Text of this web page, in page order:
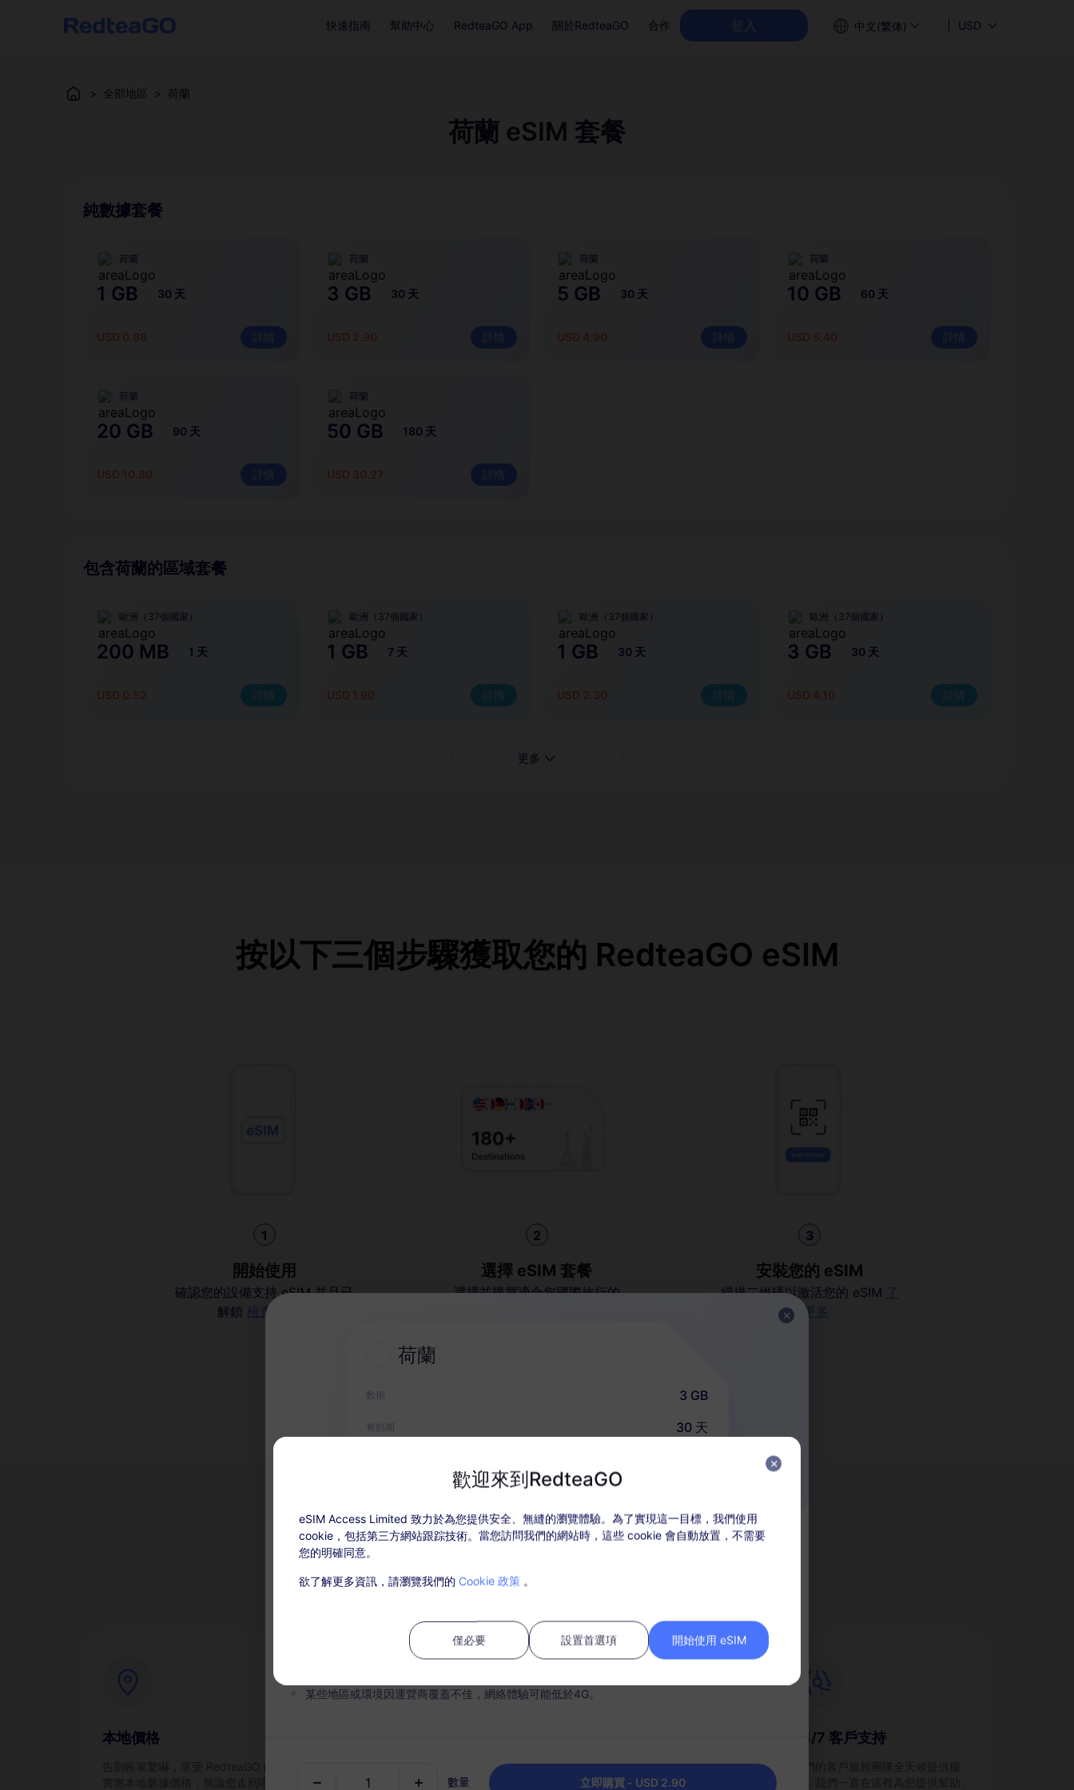
快速指南 幫助中心 RedteaGO App 關於RedteaGO 合作 登入 中文(繁体) USD
> 全部地區 > 荷蘭
荷蘭 eSIM 套餐
純數據套餐
荷蘭
1 GB 30 天
USD 0.98 詳情
荷蘭
3 GB 30 天
USD 2.90 詳情
荷蘭
5 GB 30 天
USD 4.90 詳情
荷蘭
10 GB 60 天
USD 5.40 詳情
荷蘭
20 GB 90 天
USD 10.80 詳情
荷蘭
50 GB 180 天
USD 30.27 詳情
包含荷蘭的區域套餐
歐洲（37個國家）
200 MB 1 天
USD 0.52 詳情
歐洲（37個國家）
1 GB 7 天
USD 1.90 詳情
歐洲（37個國家）
1 GB 30 天
USD 2.30 詳情
歐洲（37個國家）
3 GB 30 天
USD 4.10 詳情
更多
按以下三個步驟獲取您的 RedteaGO eSIM
1
開始使用
確認您的設備支持 eSIM 並且已
解鎖 檢查兼容性
2
選擇 eSIM 套餐
選擇並購買適合您國際旅行的
3
安裝您的 eSIM
掃描二維碼以激活您的 eSIM
了
解更多
為什麼選擇 RedteaGO eSIM？
本地價格
通過手機順利快速地激活您的 eSIM
根據需要輕鬆充值您的數據計劃，並
為每個目的地保留一個套餐。
24/7 客戶支持
荷蘭
数据 3 GB
有効期 30 天
本服務無需SIM卡，購買後請在30天內激活，過期未激活套餐將無法使用和退款；
在有效期內，套餐流量使用完畢，則會停止服務；
某些地區或環境因運營商覆蓋不佳，網絡體驗可能低於4G。
數量 立即購買 - USD 2.90
歡迎來到RedteaGO
eSIM Access Limited 致力於為您提供安全、無縫的瀏覽體驗。為了實現這一目標，我們使用
cookie，包括第三方網站跟踪技術。當您訪問我們的網站時，這些 cookie 會自動放置，不需要
您的明確同意。
欲了解更多資訊，請瀏覽我們的 Cookie 政策 。
僅必要 設置首選項 開始使用 eSIM